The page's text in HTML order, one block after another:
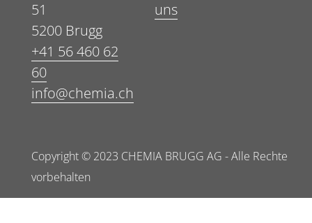
51
5200 Brugg
+41 56 460 62
60
info@chemia.ch
uns
Copyright © 2023 CHEMIA BRUGG AG - Alle Rechte
vorbehalten